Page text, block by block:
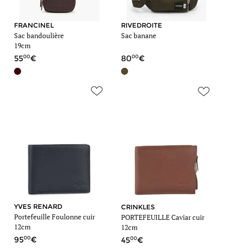
FRANCINEL
Sac bandoulière
19cm
5500
RIVEDROITE
Sac banane
8000
YVES RENARD
Portefeuille Foulonne cuir
12cm
9500
CRINKLES
PORTEFEUILLE Caviar cuir
12cm
4500